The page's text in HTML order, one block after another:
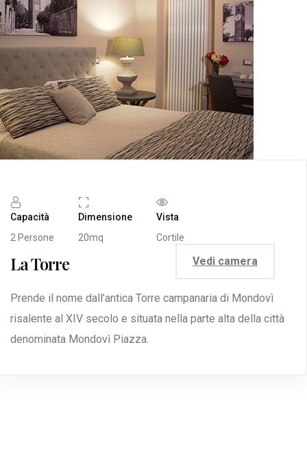
Capacità
2 Persone
Dimensione
20mq
Vista
Cortile
La Torre
Prende il nome dall’antica Torre campanaria di Mondovì
risalente al XIV secolo e situata nella parte alta della città
denominata Mondovì Piazza.
Vedi camera